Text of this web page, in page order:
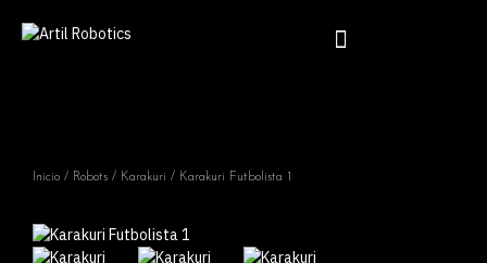
Inicio / Robots / Karakuri / Karakuri Futbolista 1